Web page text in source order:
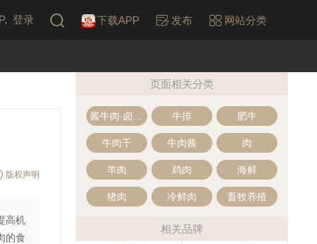
登录 下载APP 发布 网站分类
版权声明
高机
的食
页面相关分类
牛排 肥牛
牛肉干 牛肉酱 肉
羊肉 鸡肉 海鲜
猪肉 冷鲜肉 畜牧养殖
相关品牌